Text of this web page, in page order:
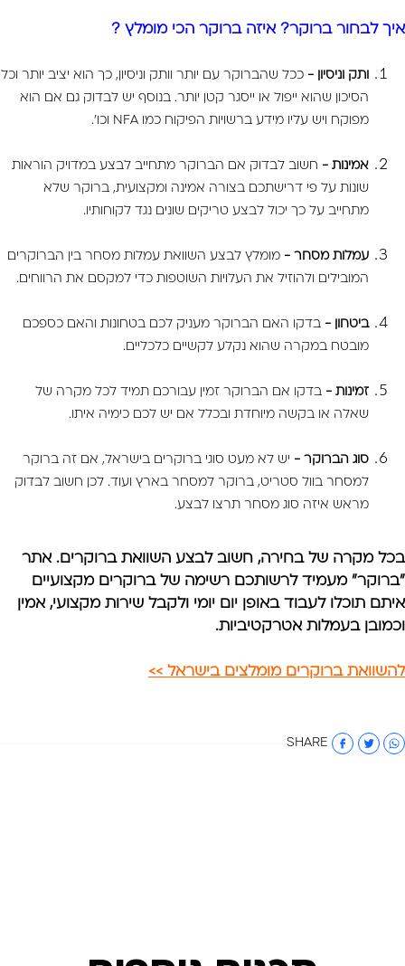
איך לבחור ברוקר? איזה ברוקר הכי מומלץ ?
ותק וניסיון - ככל שהברוקר עם יותר וותק וניסיון, כך הוא יציב יותר וכל
הסיכון שהוא ייפול או ייסגר קטן יותר. בנוסף יש לבדוק גם אם הוא
מפוקח ויש עליו מידע ברשויות הפיקוח כמו NFA וכו'.
אמינות - חשוב לבדוק אם הברוקר מתחייב לבצע במדויק הוראות
שונות על פי דרישתכם בצורה אמינה ומקצועית, ברוקר שלא
מתחייב על כך יכול לבצע טריקים שונים נגד לקוחותיו.
עמלות מסחר - מומלץ לבצע השוואת עמלות מסחר בין הברוקרים
המובילים ולהוזיל את העלויות השוטפות כדי למקסם את הרווחים.
ביטחון - בדקו האם הברוקר מעניק לכם בטחונות והאם כספכם
מובטח במקרה שהוא נקלע לקשיים כלכליים.
זמינות - בדקו אם הברוקר זמין עבורכם תמיד לכל מקרה של
שאלה או בקשה מיוחדת ובכלל אם יש לכם כימיה איתו.
סוג הברוקר - יש לא מעט סוגי ברוקרים בישראל, אם זה ברוקר
למסחר בוול סטריט, ברוקר למסחר בארץ ועוד. לכן חשוב לבדוק
מראש איזה סוג מסחר תרצו לבצע.
בכל מקרה של בחירה, חשוב לבצע השוואת ברוקרים. אתר
"ברוקר" מעמיד לרשותכם רשימה של ברוקרים מקצועיים
איתם תוכלו לעבוד באופן יום יומי ולקבל שירות מקצועי, אמין
וכמובן בעמלות אטרקטיביות.
להשוואת ברוקרים מומלצים בישראל >>
SHARE